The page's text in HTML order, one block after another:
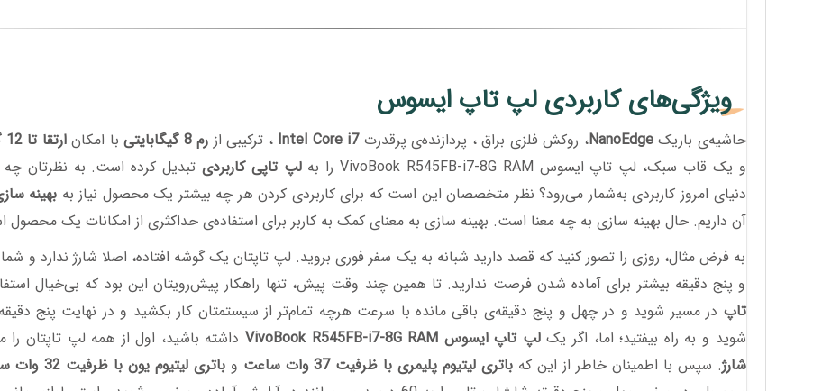
ویژگی‌های کاربردی لپ تاپ ایسوس
حاشیه‌ی باریکNanoEdge، روکش فلزی براق ، پردازنده‌ی پرقدرتIntel Core i7 ، ترکیبی از رم 8 گیگابایتی با امکانارتقا تا 12 گیگابایت
و یک قاب سبک، لپ تاپ ایسوس VivoBook R545FB-i7-8G RAM را به
لپ تاپی کاربردی تبدیل کرده است. به نظرتان
دنیای امروز کاربردی به‌شمار می‌رود؟ نظر متخصصان این است که برای کاربردی کردن هر چه بیشتر یک محصول نیاز به بهینه
آن داریم. حال بهینه سازی به چه معنا است. بهینه سازی به معنای کمک به کاربر برای استفاده‌ی حداکثری از امکانات یک
به فرض مثال، روزی را تصور کنید که قصد دارید شبانه به یک سفر فوری بروید. لپ تاپتان یک گوشه افتاده، اصلا شارژ ندارد و
و پنج دقیقه بیشتر برای آماده شدن فرصت ندارید. تا همین چند وقت پیش، تنها راهکار پیش‌رویتان این بود که بی‌خیال
تاپ در مسیر شوید و در چهل و پنج دقیقه‌ی باقی مانده با سرعت هرچه تمام‌تر از سیستمتان کار بکشید و در نهایت پنج
شوید و به راه بیفتید؛ اما، اگر یکلپ تاپ ایسوس VivoBook R545FB-i7-8G RAM
داشته باشید، اول از همه لپ تاپتان را
شارژ. سپس با اطمینان خاطر از این که باتری لیتیوم پلیمری با ظرفیت 37 وات ساعت وباتری لیتیوم یون با ظرفیت 32 وات ساعت